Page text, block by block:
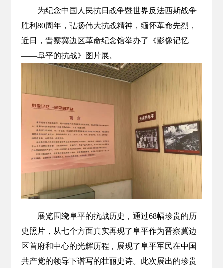
为纪念中国人民抗日战争暨世界反法西斯战争
胜利80周年，弘扬伟大抗战精神，缅怀革命先烈，
近日，晋察冀边区革命纪念馆举办了《影像记忆
——阜平的抗战》图片展。
展览围绕阜平的抗战历史，通过68幅珍贵的历
史照片，从七个方面真实再现了阜平作为晋察冀边
区首府和中心的光辉历程，展现了阜平军民在中国
共产党的领导下谱写的壮丽史诗。此次展出的珍贵